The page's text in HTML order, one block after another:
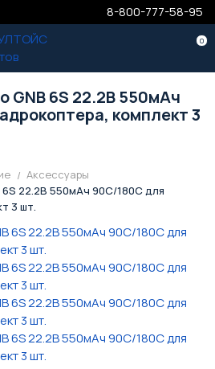
8-800-777-58-95
0
GNB 6S 22.2В 550мАч
комплект 3
Аксессуары
22.2В 550мАч 90C/180C для
3 шт.